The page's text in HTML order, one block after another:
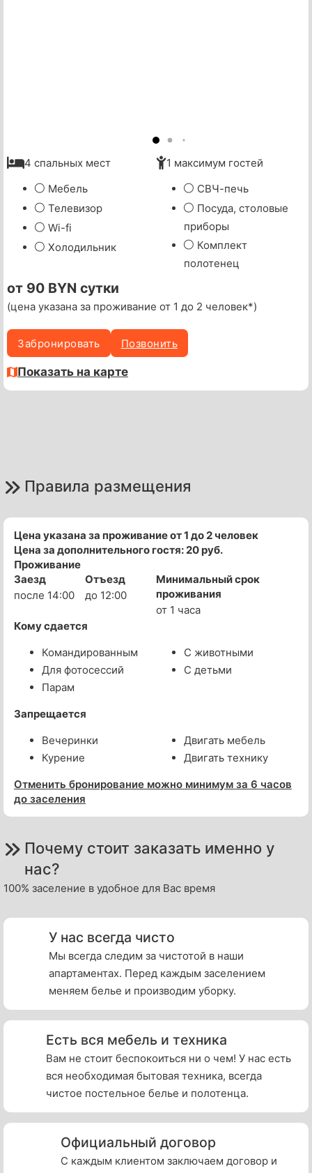
4 спальных мест
1 максимум гостей
Мебель
Телевизор
Wi-fi
Холодильник
СВЧ-печь
Посуда, столовые
приборы
Комплект
полотенец
от 90 BYN сутки
(цена указана за проживание от 1 до 2 человек*)
Забронировать Позвонить
Показать на карте
Правила размещения
Цена указана за проживание от 1 до 2 человек
Цена за дополнительного гостя: 20 руб.
Проживание
Заезд
после 14:00
Отъезд
до 12:00
Минимальный срок
проживания
от 1 часа
Кому сдается
Командированным
Для фотосессий
Парам
С животными
С детьми
Запрещается
Вечеринки
Курение
Двигать мебель
Двигать технику
Отменить бронирование можно минимум за 6 часов
до заселения
Почему стоит заказать именно у
нас?
100% заселение в удобное для Вас время
У нас всегда чисто
Мы всегда следим за чистотой в наши
апартаментах. Перед каждым заселением
меняем белье и производим уборку.
Есть вся мебель и техника
Вам не стоит беспокоиться ни о чем! У нас есть
вся необходимая бытовая техника, всегда
чистое постельное белье и полотенца.
Официальный договор
С каждым клиентом заключаем договор и